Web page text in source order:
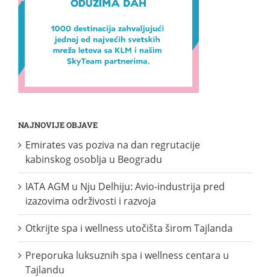
NAJNOVIJE OBJAVE
Emirates vas poziva na dan regrutacije
kabinskog osoblja u Beogradu
IATA AGM u Nju Delhiju: Avio-industrija pred
izazovima održivosti i razvoja
Otkrijte spa i wellness utočišta širom Tajlanda
Preporuka luksuznih spa i wellness centara u
Tajlandu